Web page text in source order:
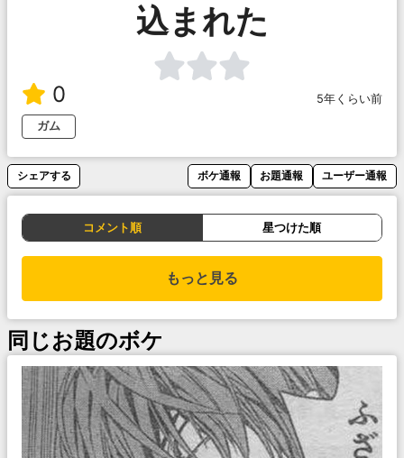
込まれた
0
5年くらい前
ガム
シェアする ボケ通報 お題通報 ユーザー通報
コメント順 星つけた順
もっと見る
同じお題のボケ